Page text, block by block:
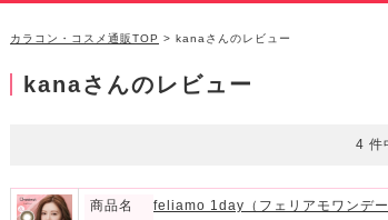
カラコン・コスメ通販TOP > kanaさんのレビュー
kanaさんのレビュー
4 件
商品名
feliamo 1day（フェリアモワンデ